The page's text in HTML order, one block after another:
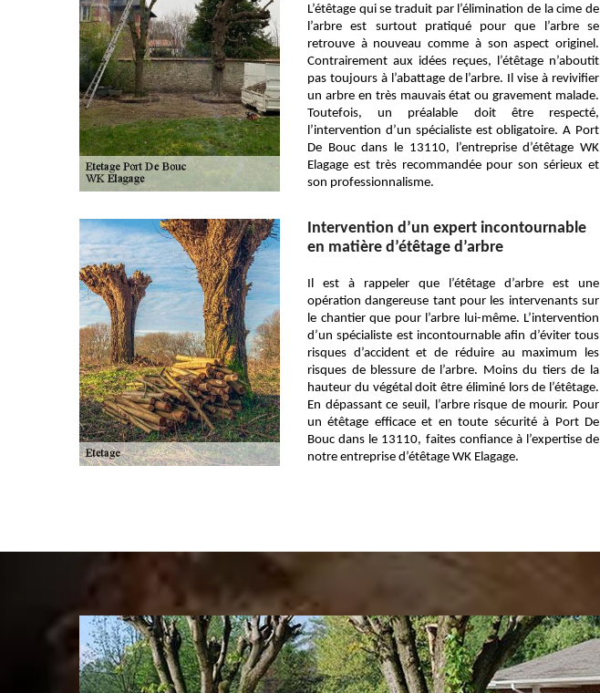
L’étêtage qui se traduit par l’élimination de la cime de
l’arbre est surtout pratiqué pour que l’arbre se
retrouve à nouveau comme à son aspect originel.
Contrairement aux idées reçues, l’étêtage n’aboutit
pas toujours à l’abattage de l’arbre. Il vise à revivifier
un arbre en très mauvais état ou gravement malade.
Toutefois, un préalable doit être respecté,
l’intervention d’un spécialiste est obligatoire. A Port
De Bouc dans le 13110, l’entreprise d’étêtage WK
Elagage est très recommandée pour son sérieux et
son professionnalisme.
Intervention d’un expert incontournable
en matière d’étêtage d’arbre
Il est à rappeler que l’étêtage d’arbre est une
opération dangereuse tant pour les intervenants sur
le chantier que pour l’arbre lui-même. L’intervention
d’un spécialiste est incontournable afin d’éviter tous
risques d’accident et de réduire au maximum les
risques de blessure de l’arbre. Moins du tiers de la
hauteur du végétal doit être éliminé lors de l’étêtage.
En dépassant ce seuil, l’arbre risque de mourir. Pour
un étêtage efficace et en toute sécurité à Port De
Bouc dans le 13110, faites confiance à l’expertise de
notre entreprise d’étêtage WK Elagage.